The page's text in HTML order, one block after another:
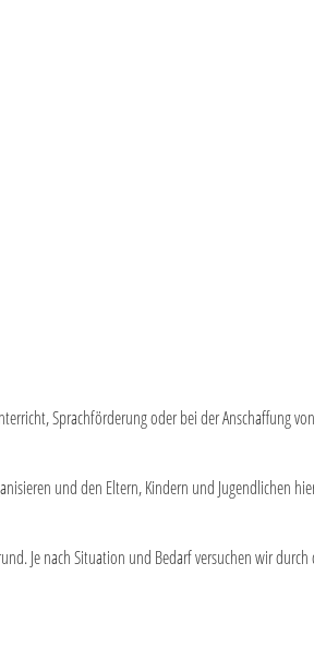
Sprachförderung oder bei der Anschaffung
und den Eltern, Kindern und Jugendlichen
Je nach Situation und Bedarf versuchen wir